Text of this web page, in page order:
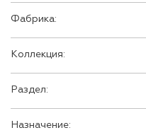
Фабрика:
Коллекция:
Раздел:
Назначение: